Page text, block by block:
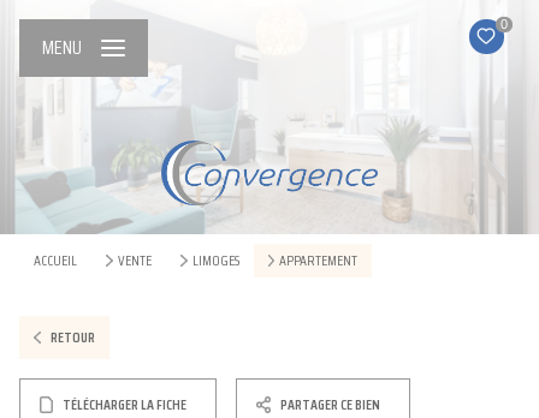
0
MENU
ACCUEIL VENTE LIMOGES APPARTEMENT
RETOUR
TÉLÉCHARGER LA FICHE PARTAGER CE BIEN